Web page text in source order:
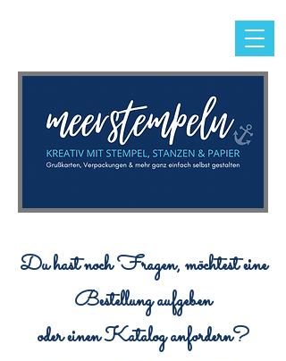
Du hast noch Fragen, möchtest eine
Bestellung aufgeben
oder einen Katalog anfordern?